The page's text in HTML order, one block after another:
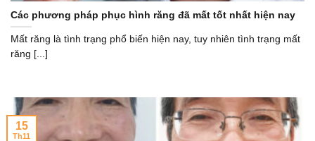
Các phương pháp phục hình răng đã mất tốt nhất hiện nay
Mất răng là tình trạng phổ biến hiện nay, tuy nhiên tình trạng mất
răng [...]
15
Th11